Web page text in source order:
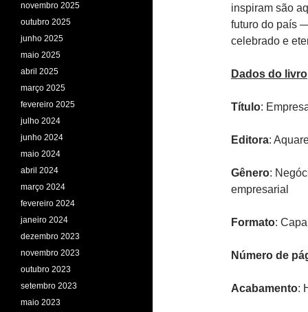
inspiram são
futuro do país
celebrado e
Dados do livro
Título:
Editora:
Gênero:
empresarial
Formato:
Número de
Acabamento:
novembro 2025
outubro 2025
junho 2025
maio 2025
abril 2025
março 2025
fevereiro 2025
julho 2024
junho 2024
maio 2024
abril 2024
março 2024
fevereiro 2024
janeiro 2024
dezembro 2023
novembro 2023
outubro 2023
setembro 2023
maio 2023